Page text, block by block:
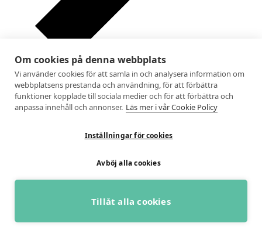
Om cookies på denna webbplats
Vi använder cookies för att samla in och analysera information om
webbplatsens prestanda och användning, för att förbättra
funktioner kopplade till sociala medier och för att förbättra och
anpassa innehåll och annonser. Läs mer i vår Cookie Policy
Inställningar för cookies
Avböj alla cookies
Tillåt alla cookies
Idag
2026-06-23 juni 23, 2026 Välj datum.